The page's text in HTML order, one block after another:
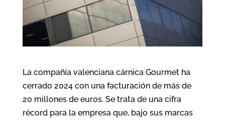
La compañía valenciana cárnica Gourmet ha
cerrado 2024 con una facturación de más de
20 millones de euros. Se trata de una cifra
récord para la empresa que, bajo sus marcas